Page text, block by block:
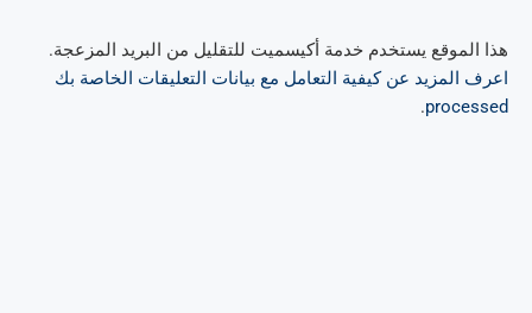
هذا الموقع يستخدم خدمة أكيسميت للتقليل من البريد المزعجة.
اعرف المزيد عن كيفية التعامل مع بيانات التعليقات الخاصة بك
processed
.